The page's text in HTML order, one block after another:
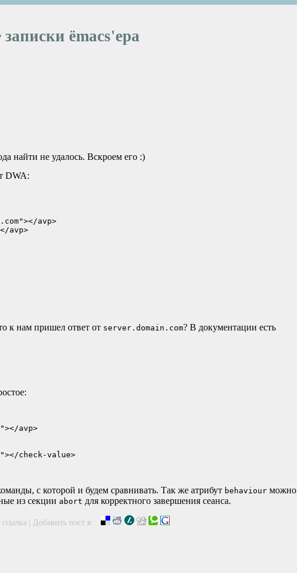
записки ёmacs'ера
найти не удалось. Вскроем его :)
DWA:
avp>
avp>
к нам пришел ответ от server.domain.com? В документации есть
avp>
check-value>
с которой и будем сравнивать. Так же атрибут behaviour можно
из секции abort для корректного завершения сеанса.
ссылка | Добавить пост в: